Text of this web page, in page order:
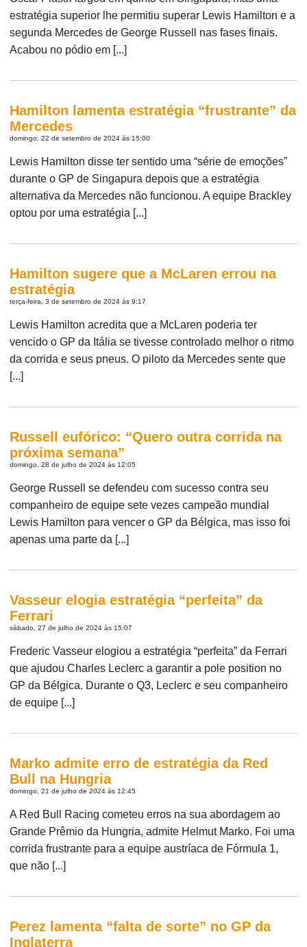
estratégia superior lhe permitiu superar Lewis Hamilton e a
segunda Mercedes de George Russell nas fases finais.
Acabou no pódio em [...]
Hamilton lamenta estratégia “frustrante” da
Mercedes
domingo, 22 de setembro de 2024 às 15:00
Lewis Hamilton disse ter sentido uma “série de emoções”
durante o GP de Singapura depois que a estratégia
alternativa da Mercedes não funcionou. A equipe Brackley
optou por uma estratégia [...]
Hamilton sugere que a McLaren errou na
estratégia
terça-feira, 3 de setembro de 2024 às 9:17
Lewis Hamilton acredita que a McLaren poderia ter
vencido o GP da Itália se tivesse controlado melhor o ritmo
da corrida e seus pneus. O piloto da Mercedes sente que
[...]
Russell eufórico: “Quero outra corrida na
próxima semana”
domingo, 28 de julho de 2024 às 12:05
George Russell se defendeu com sucesso contra seu
companheiro de equipe sete vezes campeão mundial
Lewis Hamilton para vencer o GP da Bélgica, mas isso foi
apenas uma parte da [...]
Vasseur elogia estratégia “perfeita” da
Ferrari
sábado, 27 de julho de 2024 às 15:07
Frederic Vasseur elogiou a estratégia “perfeita” da Ferrari
que ajudou Charles Leclerc a garantir a pole position no
GP da Bélgica. Durante o Q3, Leclerc e seu companheiro
de equipe [...]
Marko admite erro de estratégia da Red
Bull na Hungria
domingo, 21 de julho de 2024 às 12:45
A Red Bull Racing cometeu erros na sua abordagem ao
Grande Prêmio da Hungria, admite Helmut Marko. Foi uma
corrida frustrante para a equipe austríaca de Fórmula 1,
que não [...]
Perez lamenta “falta de sorte” no GP da
Inglaterra